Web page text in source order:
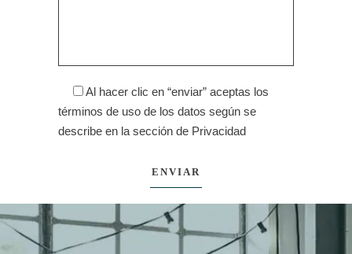
Al hacer clic en “enviar” aceptas los
términos de uso de los datos según se
describe en la sección de Privacidad